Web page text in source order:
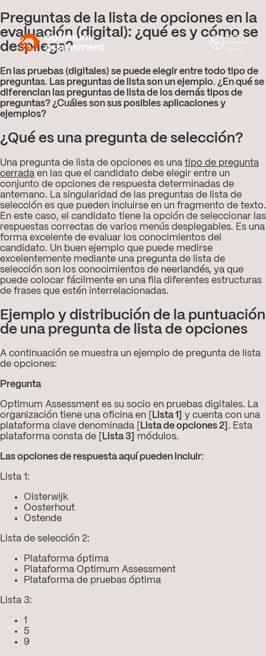
Preguntas de la lista de opciones en la
evaluación (digital): ¿qué es y cómo se
despliega?
En las pruebas (digitales) se puede elegir entre todo tipo de
preguntas. Las preguntas de lista son un ejemplo. ¿En qué se
diferencian las preguntas de lista de los demás tipos de
preguntas? ¿Cuáles son sus posibles aplicaciones y
ejemplos?
¿Qué es una pregunta de selección?
Una pregunta de lista de opciones es una tipo de pregunta
cerrada en las que el candidato debe elegir entre un
conjunto de opciones de respuesta determinadas de
antemano. La singularidad de las preguntas de lista de
selección es que pueden incluirse en un fragmento de texto.
En este caso, el candidato tiene la opción de seleccionar las
respuestas correctas de varios menús desplegables. Es una
forma excelente de evaluar los conocimientos del
candidato. Un buen ejemplo que puede medirse
excelentemente mediante una pregunta de lista de
selección son los conocimientos de neerlandés, ya que
puede colocar fácilmente en una fila diferentes estructuras
de frases que estén interrelacionadas.
Ejemplo y distribución de la puntuación
de una pregunta de lista de opciones
A continuación se muestra un ejemplo de pregunta de lista
de opciones:
Pregunta
Optimum Assessment es su socio en pruebas digitales. La
organización tiene una oficina en [
Lista 1]
y cuenta con una
plataforma clave denominada [
Lista de opciones 2] . Esta
plataforma consta de [
Lista 3] módulos.
Las opciones de respuesta aquí pueden incluir:
Lista 1:
Oisterwijk
Oosterhout
Ostende
Lista de selección 2:
Plataforma óptima
Plataforma Optimum Assessment
Plataforma de pruebas óptima
Lista 3:
1
5
9